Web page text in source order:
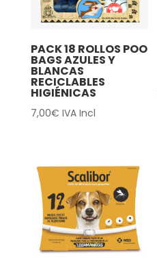
PACK 18 ROLLOS POO
BAGS AZULES Y
BLANCAS
RECICLABLES
HIGIÉNICAS
7,00€ IVA Incl